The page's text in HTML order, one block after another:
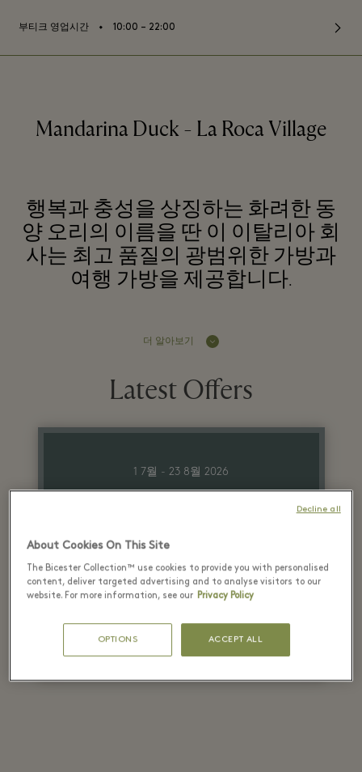
부티크 영업시간 ⬩ 10:00 – 22:00
Mandarina Duck - La Roca Village
행복과 충성을 상징하는 화려한 동
양 오리의 이름을 딴 이 이탈리아 회
사는 최고 품질의 광범위한 가방과
여행 가방을 제공합니다.
더 알아보기
Latest Offers
1 7월 - 23 8월 2026
the original price
on selected items
*T&Cs apply. Refer in store for more details.
About Cookies On This Site
The Bicester Collection™ use cookies to provide you with personalised
content, deliver targeted advertising and to analyse visitors to our
website. For more information, see our Privacy Policy
OPTIONS ACCEPT ALL
Decline all